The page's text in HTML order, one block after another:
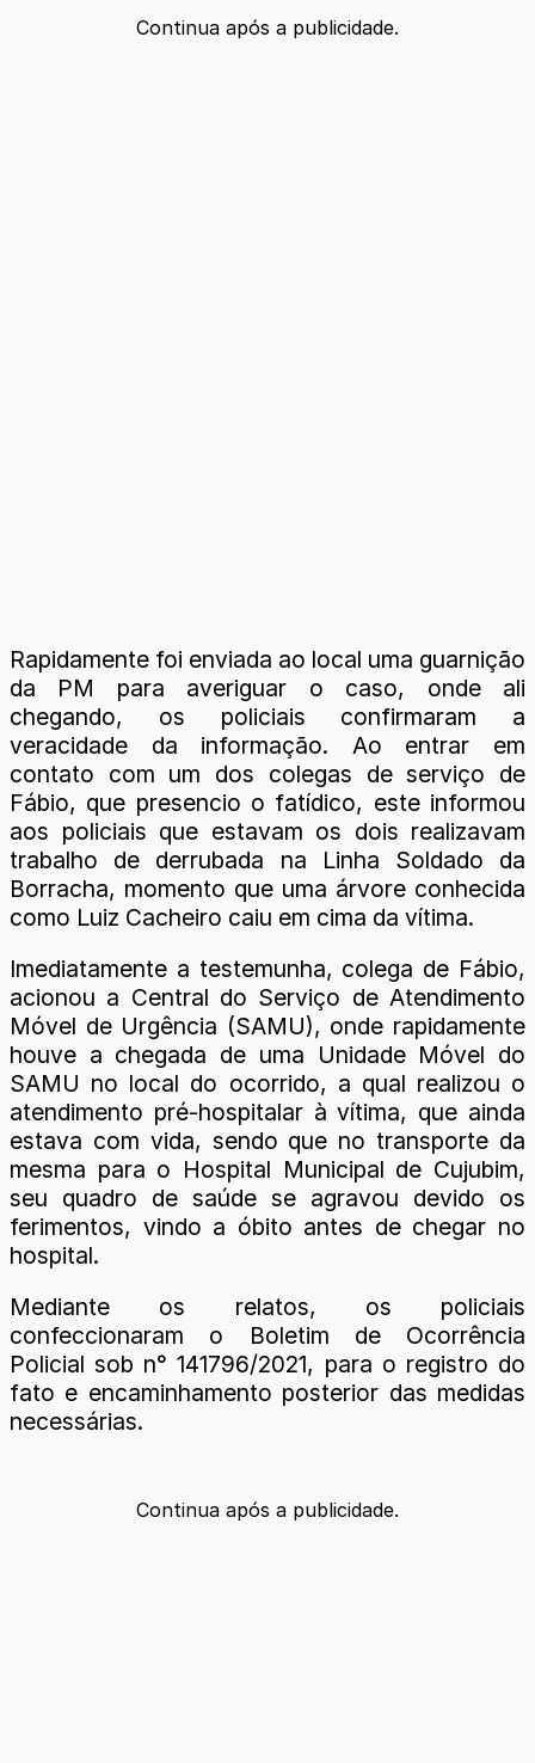
Continua após a publicidade.
Rapidamente foi enviada ao local uma guarnição
da PM para averiguar o caso, onde ali
chegando, os policiais confirmaram a
veracidade da informação. Ao entrar em
contato com um dos colegas de serviço de
Fábio, que presencio o fatídico, este informou
aos policiais que estavam os dois realizavam
trabalho de derrubada na Linha Soldado da
Borracha, momento que uma árvore conhecida
como Luiz Cacheiro caiu em cima da vítima.
Imediatamente a testemunha, colega de Fábio,
acionou a Central do Serviço de Atendimento
Móvel de Urgência (SAMU), onde rapidamente
houve a chegada de uma Unidade Móvel do
SAMU no local do ocorrido, a qual realizou o
atendimento pré-hospitalar à vítima, que ainda
estava com vida, sendo que no transporte da
mesma para o Hospital Municipal de Cujubim,
seu quadro de saúde se agravou devido os
ferimentos, vindo a óbito antes de chegar no
hospital.
Mediante os relatos, os policiais
confeccionaram o Boletim de Ocorrência
Policial sob n° 141796/2021, para o registro do
fato e encaminhamento posterior das medidas
necessárias.
Continua após a publicidade.